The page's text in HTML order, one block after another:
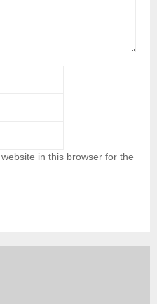
in this browser for the